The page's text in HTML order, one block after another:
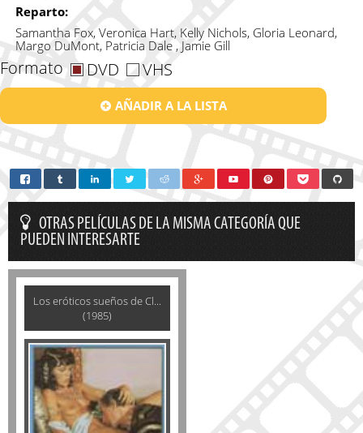
Reparto:
Samantha Fox, Veronica Hart, Kelly Nichols, Gloria Leonard,
Margo DuMont, Patricia Dale , Jamie Gill
Formato DVD VHS
AÑADIR A LA LISTA
OTRAS PELÍCULAS DE LA MISMA CATEGORÍA QUE
PUEDEN INTERESARTE
Los eróticos sueños de Cl...
(1985)